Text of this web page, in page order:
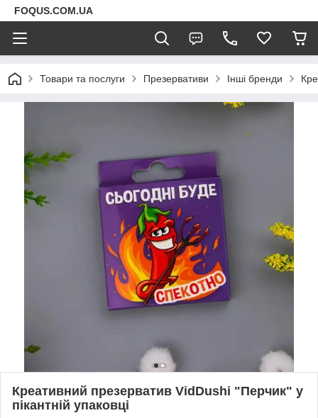
FOQUS.COM.UA
Товари та послуги Презервативи Інші бренди
Креативний презерватив VidDushi "Перчик" у
пікантній упаковці